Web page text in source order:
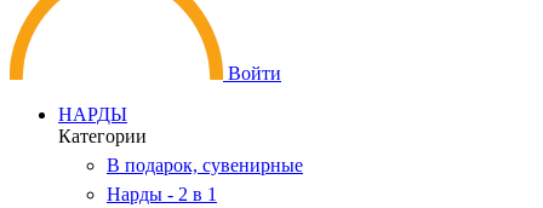
Войти
НАРДЫ
Категории
В подарок, сувенирные
Нарды - 2 в 1